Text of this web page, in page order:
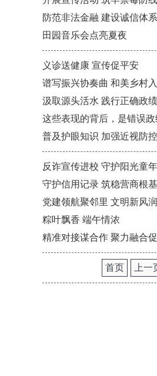
防范非法金融 建设诚信体系
田园音乐会点亮夏夜
义诊送健康 宣传促平安
谱写振兴协奏曲 和美乡村
汲取源头活水 践行正确政
这些表现的背后，是错误政
普及护眼知识 加强近视防控
反诈宣传进校 守护阳光童年
守护信用记录 筑稳营商根基
党建领航聚邻里 文明新风
粽叶飘香 端午情浓
精准对接谋合作 聚力融合
首页 上一